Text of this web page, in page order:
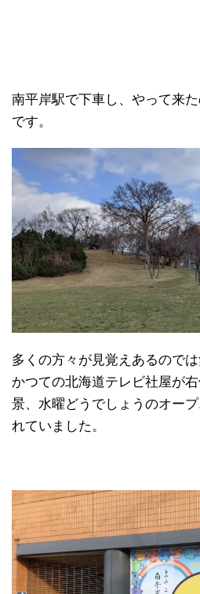
南平岸駅で下車し、やって来
です。
多くの方々が見覚えあるので
かつての北海道テレビ社屋が
景、水曜どうでしょうのオー
れていました。